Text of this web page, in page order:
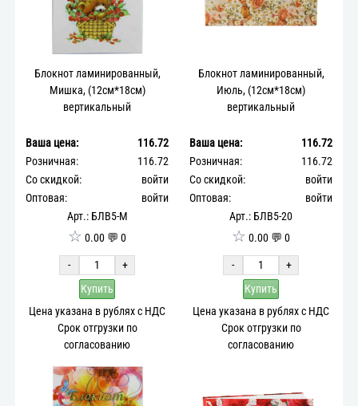
Блокнот ламинированный,
Мишка, (12см*18см)
вертикальный
Ваша цена:
116.72
Розничная:
116.72
Со скидкой:
войти
Оптовая:
войти
Арт.: БЛВ5-М
☆ 0.00 💬 0
-
+
Купить
Цена указана в рублях с НДС
Срок отгрузки по
согласованию
Блокнот ламинированный,
Июль, (12см*18см)
вертикальный
Ваша цена:
116.72
Розничная:
116.72
Со скидкой:
войти
Оптовая:
войти
Арт.: БЛВ5-20
☆ 0.00 💬 0
-
+
Купить
Цена указана в рублях с НДС
Срок отгрузки по
согласованию